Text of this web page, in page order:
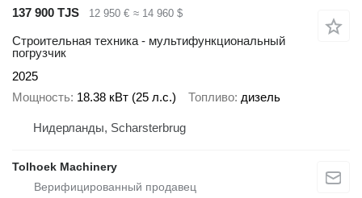
137 900 TJS
12 950 € ≈ 14 960 $
Строительная техника - мультифункциональный
погрузчик
2025
Мощность 18.38 кВт (25 л.с.) Топливо дизель
Нидерланды, Scharsterbrug
Tolhoek Machinery